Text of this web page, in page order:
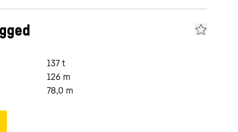
137 t
126 m
78,0 m